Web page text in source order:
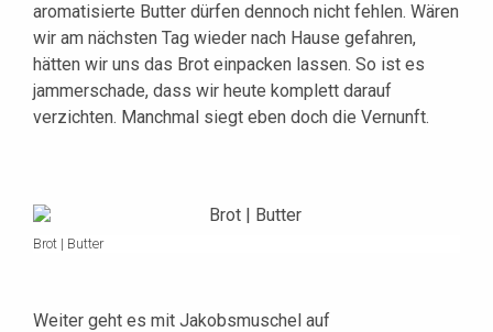
aromatisierte Butter dürfen dennoch nicht fehlen. Wären
wir am nächsten Tag wieder nach Hause gefahren,
hätten wir uns das Brot einpacken lassen. So ist es
jammerschade, dass wir heute komplett darauf
verzichten. Manchmal siegt eben doch die Vernunft.
Brot | Butter
Weiter geht es mit Jakobsmuschel auf